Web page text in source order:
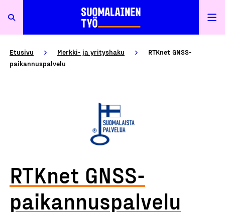
Etusivu Merkki- ja yrityshaku
RTKnet GNSS-
paikannuspalvelu
RTKnet GNSS-
paikannuspalvelu